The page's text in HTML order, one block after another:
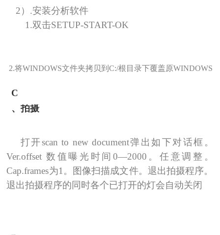
2） .安装分析软件
1.双击SETUP-START-OK
2.将WINDOWS文件夹拷贝到C:/根目录下覆盖原WINDOWS
C
、拍摄
打开scan to new document弹出如下对话框。
Ver.offset数值曝光时间 0—2000 。任意调整。
Cap.frames为1 。图像扫描成文件。退出拍摄程序。
退出拍摄程序的同时各个已打开的灯会自动关闭